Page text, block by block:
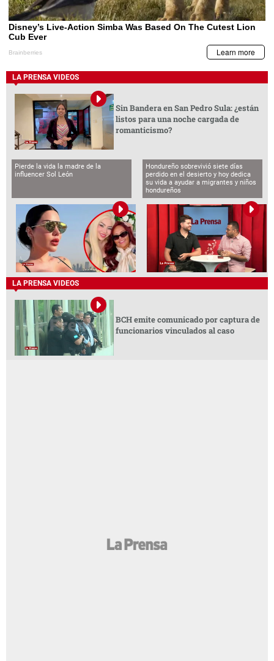
LA PRENSA VIDEOS
Sin Bandera en San Pedro Sula: ¿están
listos para una noche cargada de
romanticismo?
Pierde la vida la madre de la
influencer Sol León
Hondureño sobrevivió siete días
perdido en el desierto y hoy dedica
su vida a ayudar a migrantes y niños
hondureños
LA PRENSA VIDEOS
BCH emite comunicado por captura de
funcionarios vinculados al caso